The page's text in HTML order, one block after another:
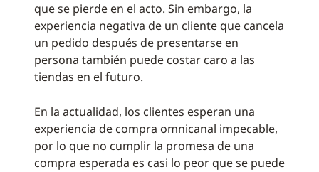
que se pierde en el acto. Sin embargo, la
experiencia negativa de un cliente que cancela
un pedido después de presentarse en
persona también puede costar caro a las
tiendas en el futuro.
En la actualidad, los clientes esperan una
experiencia de compra omnicanal impecable,
por lo que no cumplir la promesa de una
compra esperada es casi lo peor que se puede